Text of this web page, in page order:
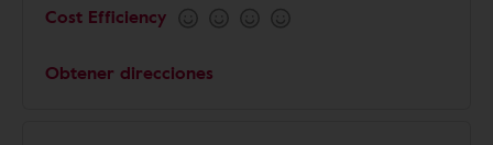
Cost Efficiency
Obtener direcciones